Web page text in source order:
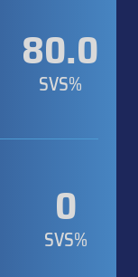
80.0
SVS%
0
SVS%